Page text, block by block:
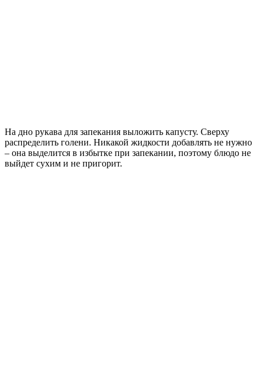
На дно рукава для запекания выложить капусту. Сверху
распределить голени. Никакой жидкости добавлять не нужно
– она выделится в избытке при запекании, поэтому блюдо не
выйдет сухим и не пригорит.